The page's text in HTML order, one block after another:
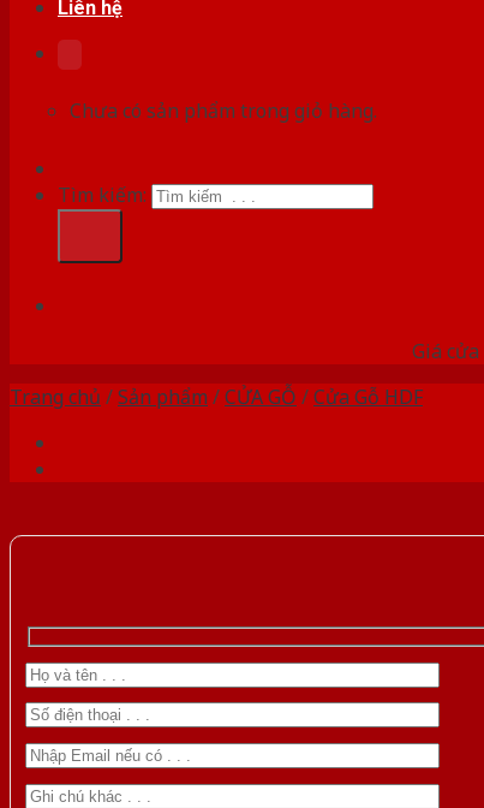
Liên hệ
Chưa có sản phẩm trong giỏ hàng.
Tìm kiếm:
Giá
Trang chủ /Sản phẩm /CỬA GỖ /Cửa Gỗ HDF